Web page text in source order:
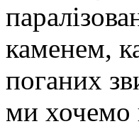
каменем,
поганих
ми хочемо